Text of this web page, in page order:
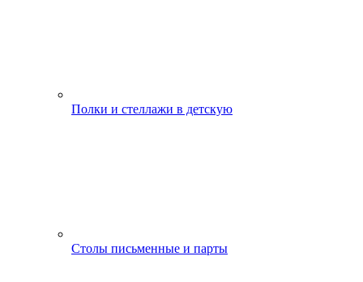
Полки и стеллажи в детскую
Столы письменные и парты